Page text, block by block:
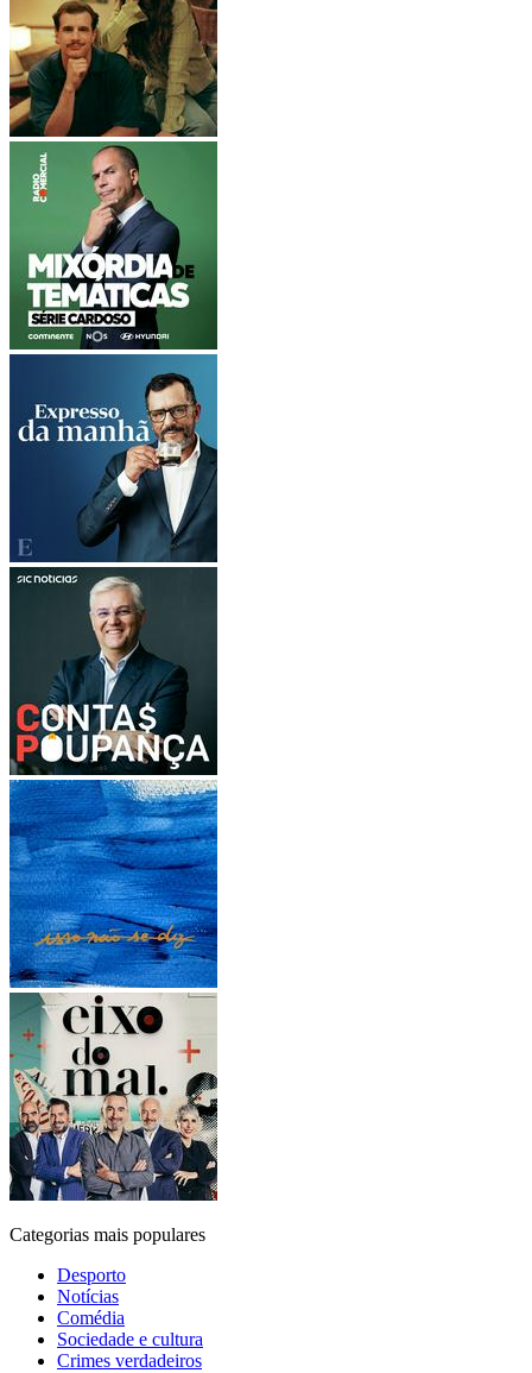
Categorias mais populares
Desporto
Notícias
Comédia
Sociedade e cultura
Crimes verdadeiros